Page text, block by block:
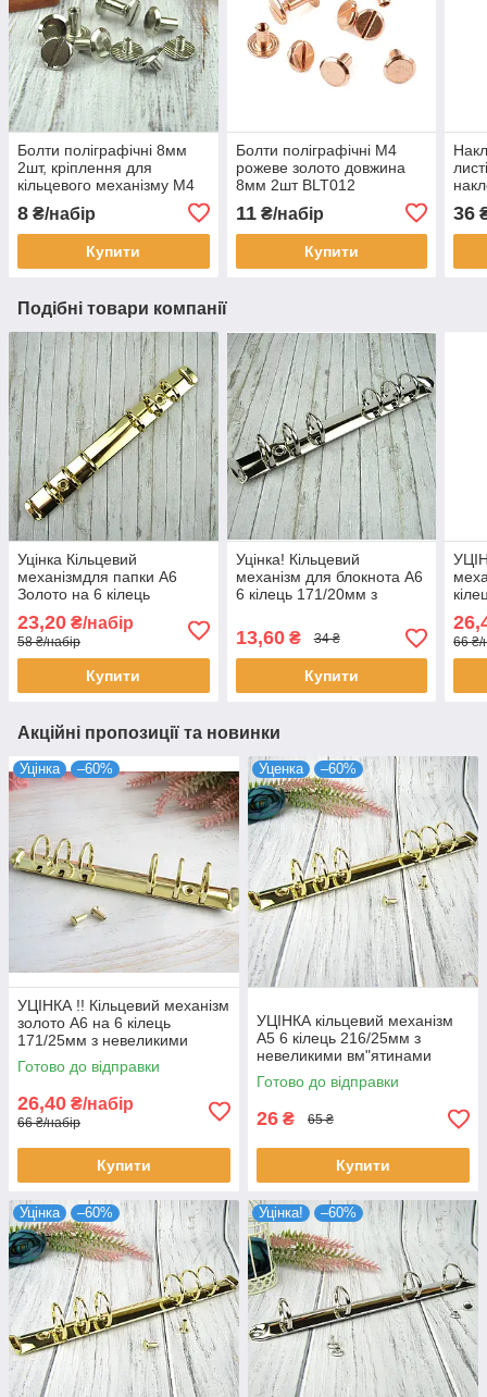
Болти поліграфічні 8мм
2шт, кріплення для
кільцевого механізму М4
8 ₴/набір
Купити
Болти поліграфічні М4
рожеве золото довжина
8мм 2шт BLT012
11₴/набір
Купити
36
Подібні товари компанії
Уцінка Кільцевий
механізмдля папки А6
Золото на 6 кілець
171/20мм з подряпинами,
вмятинками + заклепки
KMB010
23,20 ₴/набір
58 ₴/набір
Купити
Уцінка! Кільцевий
механізм для блокнота А6
6 кілець 171/20мм з
подряпинками + заклепки
KMB023
13,60₴ 34 ₴
Купити
+
66 ₴/
Акційні пропозиції та новинки
Уцінка –60%
УЦІНКА !! Кільцевий механізм
золото А6 на 6 кілець
171/25мм з невеликими
вмятинами царапинами +
заклепки KMB004
Готово до відправки
26,40 ₴/набір
66 ₴/набір
Купити
Уценка –60%
УЦІНКА кільцевий механізм
А5 6 кілець 216/25мм з
невеликими вм"ятинами
царапинами + заклепки
KMB002
Готово до відправки
26 ₴ 65 ₴
Купити
Уцінка –60% Уцінка! –60%